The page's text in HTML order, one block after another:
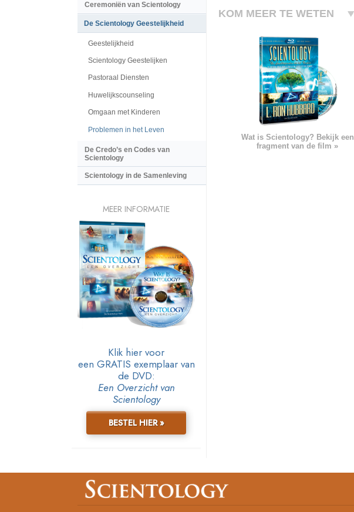
KOM MEER TE WETEN
Wat is Scientology? Bekijk een
fragment van de film »
Ceremoniën van Scientology
De Scientology Geestelijkheid
Geestelijkheid
Scientology Geestelijken
Pastoraal Diensten
Huwelijkscounseling
Omgaan met Kinderen
Problemen in het Leven
De Credo’s en Codes van
Scientology
Scientology in de Samenleving
MEER INFORMATIE
Klik hier voor
een GRATIS exemplaar van
de DVD:
Een Overzicht van
Scientology
BESTEL HIER »